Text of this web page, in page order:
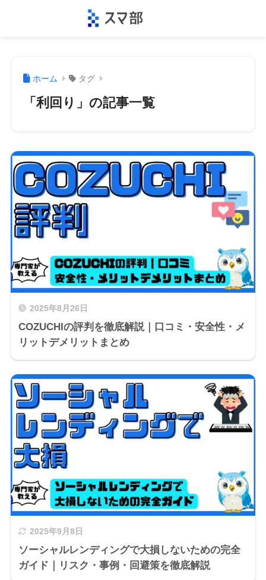
ホーム タグ
「利回り」の記事一覧
2025年8月26日
COZUCHIの評判を徹底解説｜口コミ・安全性・メ
リットデメリットまとめ
2025年9月8日
ソーシャルレンディングで大損しないための完全
ガイド｜リスク・事例・回避策を徹底解説